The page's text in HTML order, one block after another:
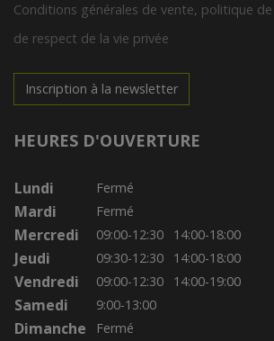
Conditions générales de vente, politique
de respect de la vie privée
Inscription à la newsletter
HEURES D'OUVERTURE
Lundi Fermé
Mardi Fermé
Mercredi 09:00-12:30 14:00-18:00
Jeudi 09:30-12:30 14:00-18:00
Vendredi 09:00-12:30 14:00-19:00
Samedi 9:00-13:00
Dimanche Fermé